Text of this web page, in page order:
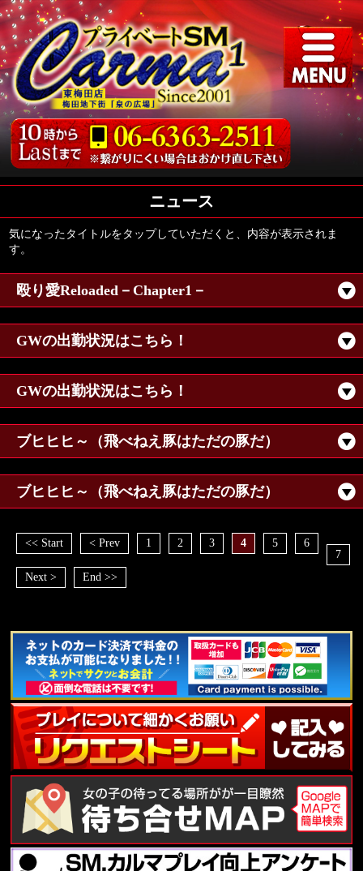
ニュース
気になったタイトルをタップしていただくと、内容が表示されま
す。
殴り愛Reloaded－Chapter1－
GWの出勤状況はこちら！
GWの出勤状況はこちら！
ブヒヒヒ～（飛べねえ豚はただの豚だ）
ブヒヒヒ～（飛べねえ豚はただの豚だ）
<< Start < Prev 1 2 3 4 5
6
7
Next >
End >>